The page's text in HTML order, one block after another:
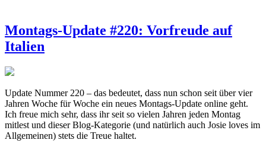
Montags-Update #220: Vorfreude auf
Italien
Update Nummer 220 – das bedeutet, dass nun schon seit über vier
Jahren Woche für Woche ein neues Montags-Update online geht.
Ich freue mich sehr, dass ihr seit so vielen Jahren jeden Montag
mitlest und dieser Blog-Kategorie (und natürlich auch Josie loves im
Allgemeinen) stets die Treue haltet.